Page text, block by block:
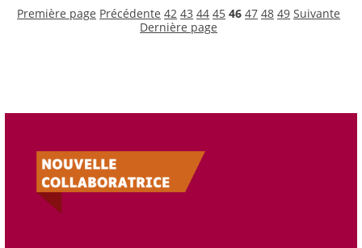
Première page Précédente 42 43 44 45 46 47 48 49 Suivante
Dernière page